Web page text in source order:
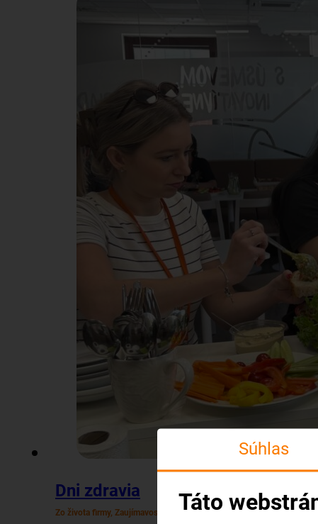
Dni zdravia
Zo života firmy, Zaujímavosti
Súhlas
Táto